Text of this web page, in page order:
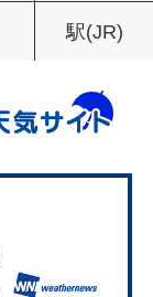
駅(JR)